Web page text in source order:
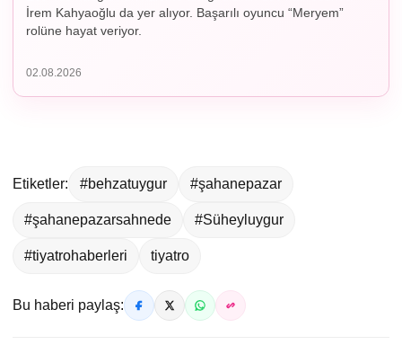
İrem Kahyaoğlu da yer alıyor. Başarılı oyuncu “Meryem”
rolüne hayat veriyor.
02.08.2026
Etiketler: #behzatuygur #şahanepazar
#şahanepazarsahnede #Süheyluygur
#tiyatrohaberleri tiyatro
Bu haberi paylaş: